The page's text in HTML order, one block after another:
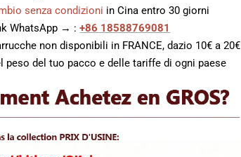
senza condizioni in Cina entro 30 giorni
WhatsApp → :+86 18588769081
non disponibili in FRANCE, dazio 10€ a 20€
peso del tuo pacco e delle tariffe di ogni paese